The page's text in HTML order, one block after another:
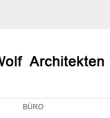
BÜRO